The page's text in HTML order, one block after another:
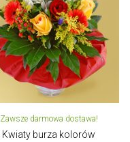
Zawsze darmowa dostawa!
Kwiaty burza kolorów